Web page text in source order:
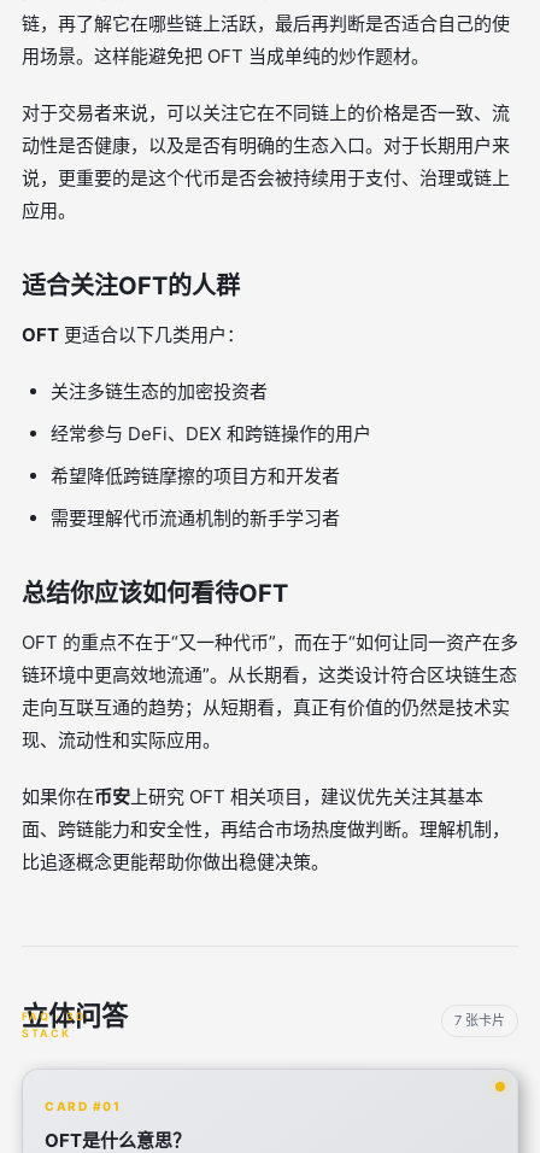
链，再了解它在哪些链上活跃，最后再判断是否适合自己的使
用场景。这样能避免把 OFT 当成单纯的炒作题材。
对于交易者来说，可以关注它在不同链上的价格是否一致、流
动性是否健康，以及是否有明确的生态入口。对于长期用户来
说，更重要的是这个代币是否会被持续用于支付、治理或链上
应用。
适合关注OFT的人群
OFT 更适合以下几类用户：
关注多链生态的加密投资者
经常参与 DeFi、DEX 和跨链操作的用户
希望降低跨链摩擦的项目方和开发者
需要理解代币流通机制的新手学习者
总结你应该如何看待OFT
OFT 的重点不在于“又一种代币”，而在于“如何让同一资产在多
链环境中更高效地流通”。从长期看，这类设计符合区块链生态
走向互联互通的趋势；从短期看，真正有价值的仍然是技术实
现、流动性和实际应用。
如果你在币安 上研究 OFT 相关项目，建议优先关注其基本
面、跨链能力和安全性，再结合市场热度做判断。理解机制，
比追逐概念更能帮助你做出稳健决策。
立体问答 7 张卡片
CARD #01
OFT是什么意思？